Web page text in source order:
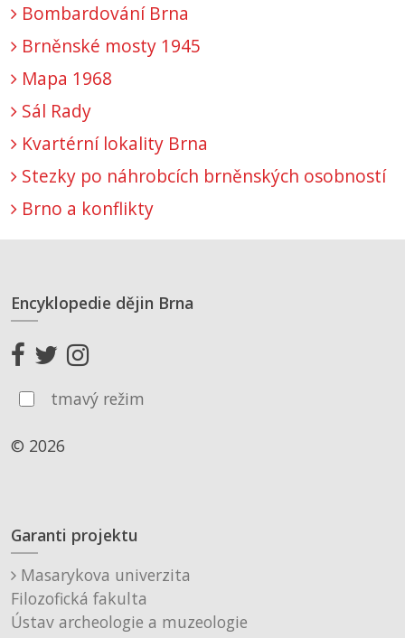
Bombardování Brna
Brněnské mosty 1945
Mapa 1968
Sál Rady
Kvartérní lokality Brna
Stezky po náhrobcích brněnských osobností
Brno a konflikty
Encyklopedie dějin Brna
tmavý režim
© 2026
Garanti projektu
Masarykova univerzita
Filozofická fakulta
Ústav archeologie a muzeologie